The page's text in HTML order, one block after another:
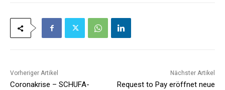
Vorheriger Artikel
Coronakrise – SCHUFA-
Nächster Artikel
Request to Pay eröffnet neue